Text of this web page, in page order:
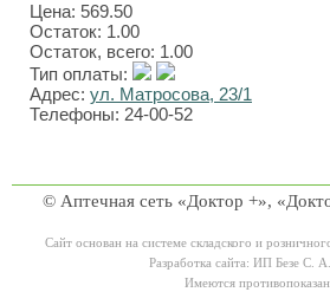
Цена: 569.50
Остаток: 1.00
Остаток, всего: 1.00
Тип оплаты:
Адрес: ул. Матросова, 23/1
Телефоны: 24-00-52
© Аптечная сеть «Доктор +»,
Сайт основан на системе складского и
Разработка сайта: ИП Безе С. А.
Имеются